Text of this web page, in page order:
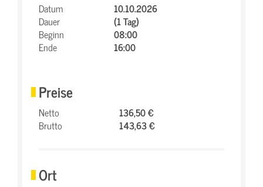
Datum
10.10.2026
Dauer
(1 Tag)
Beginn
08:00
Ende
16:00
Preise
Netto
136,50 €
Brutto
143,63 €
Ort